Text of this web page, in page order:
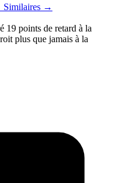
Similaires →